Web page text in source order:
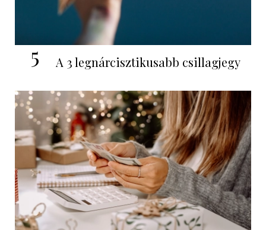
5 A 3 legnárcisztikusabb csillagjegy